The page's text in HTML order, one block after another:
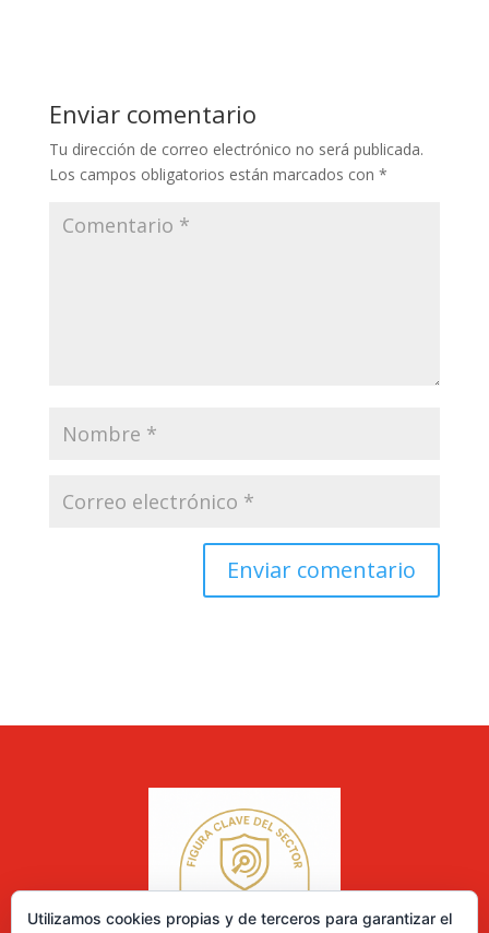
Enviar comentario
Tu dirección de correo electrónico no será publicada.
Los campos obligatorios están marcados con *
Utilizamos cookies propias y de terceros para garantizar el